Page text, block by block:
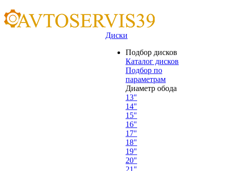
Диски
Подбор дисков
Каталог дисков
Подбор по
параметрам
Диаметр обода
13"
14"
15"
16"
17"
18"
19"
20"
21"